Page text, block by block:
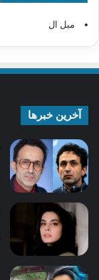
مبل ال
آخرین خبرها